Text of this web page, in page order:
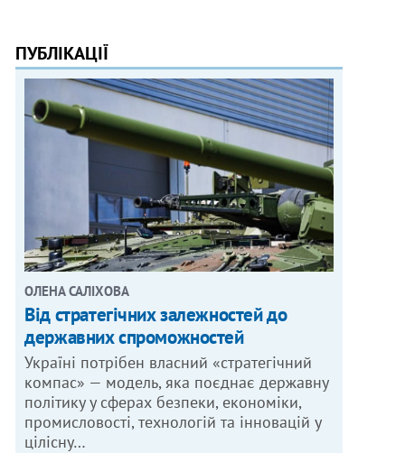
ПУБЛІКАЦІЇ
ОЛЕНА САЛІХОВА
Від стратегічних залежностей до
державних спроможностей
Україні потрібен власний «стратегічний
компас» — модель, яка поєднає державну
політику у сферах безпеки, економіки,
промисловості, технологій та інновацій у
цілісну…